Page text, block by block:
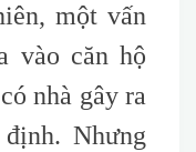
một vấn
vào căn hộ
nhà gây ra
Nhưng